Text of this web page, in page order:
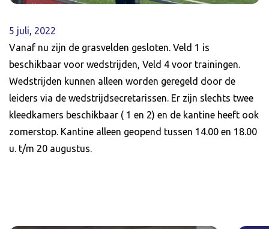
5 juli, 2022
Vanaf nu zijn de grasvelden gesloten. Veld 1 is
beschikbaar voor wedstrijden, Veld 4 voor trainingen.
Wedstrijden kunnen alleen worden geregeld door de
leiders via de wedstrijdsecretarissen. Er zijn slechts twee
kleedkamers beschikbaar ( 1 en 2) en de kantine heeft ook
zomerstop. Kantine alleen geopend tussen 14.00 en 18.00
u. t/m 20 augustus.